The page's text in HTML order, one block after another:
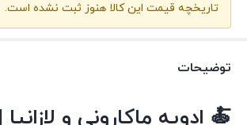
تاریخچه قیمت این کالا هنوز ثبت نشده است.
توضیحات
🍝 ادویه ماکارونی و